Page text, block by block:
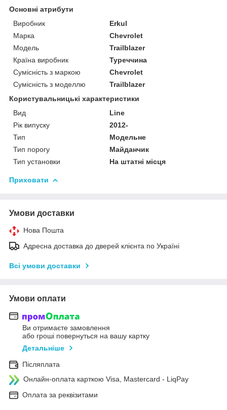
Основні атрибути
Виробник
Erkul
Марка
Chevrolet
Модель
Trailblazer
Країна виробник
Туреччина
Сумісність з маркою
Chevrolet
Сумісність з моделлю
Trailblazer
Користувальницькі характеристики
Вид
Line
Рік випуску
2012-
Тип
Модельне
Тип порогу
Майданчик
Тип установки
На штатні місця
Приховати
Умови доставки
Нова Пошта
Адресна доставка до дверей клієнта по Україні
Всі умови доставки
Умови оплати
Ви отримаєте замовлення
або гроші повернуться на вашу картку
Детальніше
Післяплата
Онлайн-оплата карткою Visa, Mastercard - LiqPay
Оплата за реквізитами